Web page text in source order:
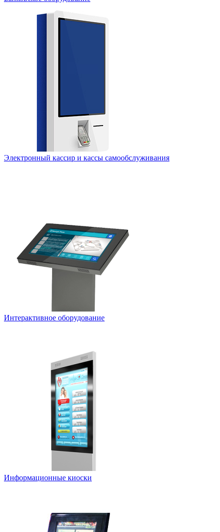
Электронный кассир и кассы самообслуживания
Интерактивное оборудование
Информационные киоски